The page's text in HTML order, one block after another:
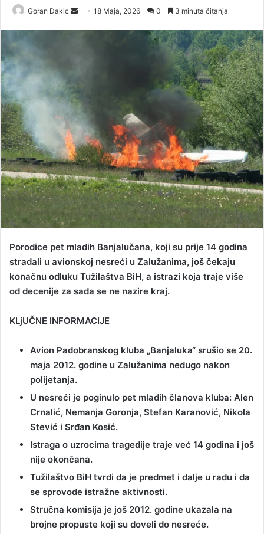
Goran Dakic
e
a
l
18 Maja, 2026 0 3 minuta čitanja
Porodice pet mladih Banjalučana, koji su prije 14 godina
stradali u avionskoj nesreći u Zalužanima, još čekaju
konačnu odluku Tužilaštva BiH, a istrazi koja traje više
od decenije za sada se ne nazire kraj.
KLjUČNE INFORMACIJE
Avion Padobranskog kluba „Banjaluka“ srušio se 20.
maja 2012. godine u Zalužanima nedugo nakon
polijetanja.
U nesreći je poginulo pet mladih članova kluba: Alen
Crnalić, Nemanja Goronja, Stefan Karanović, Nikola
Stević i Srđan Kosić.
Istraga o uzrocima tragedije traje već 14 godina i još
nije okončana.
Tužilaštvo BiH tvrdi da je predmet i dalje u radu i da
se sprovode istražne aktivnosti.
Stručna komisija je još 2012. godine ukazala na
brojne propuste koji su doveli do nesreće.